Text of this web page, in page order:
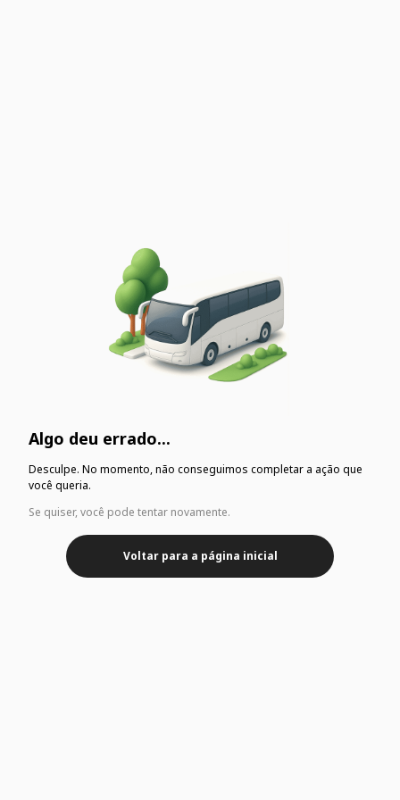
Algo deu errado...
Desculpe. No momento, não conseguimos completar a ação que
você queria.
Se quiser, você pode tentar novamente.
Voltar para a página inicial